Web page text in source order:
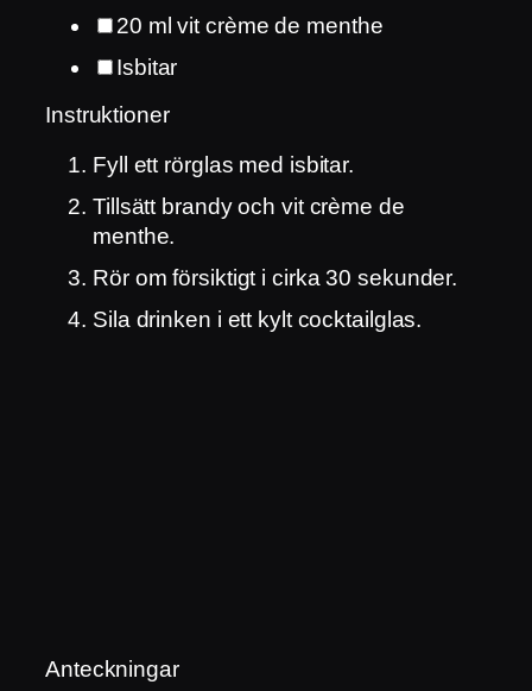
20 ml vit crème de menthe
Isbitar
Instruktioner
Fyll ett rörglas med isbitar.
Tillsätt brandy och vit crème de
menthe.
Rör om försiktigt i cirka 30 sekunder.
Sila drinken i ett kylt cocktailglas.
Anteckningar